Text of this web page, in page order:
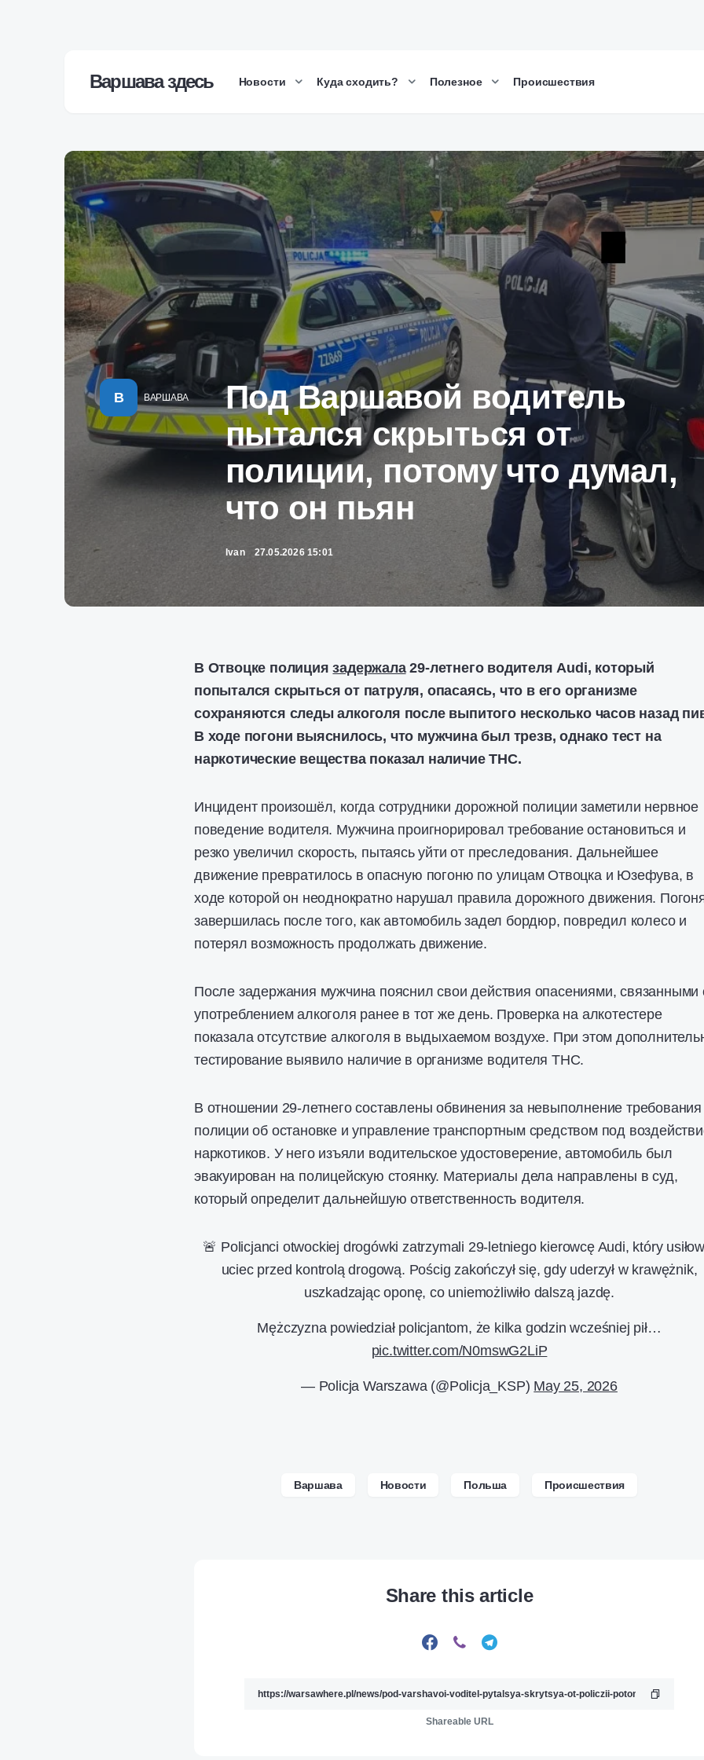
Варшава здесь Новости Куда сходить? Полезное Происшествия
В ВАРШАВА
Под Варшавой водитель
пытался скрыться от
полиции, потому что думал,
что он пьян
Ivan 27.05.2026 15:01
В Отвоцке полициязадержала29-летнего водителя Audi, который
попытался скрыться от патруля, опасаясь, что в его организме
сохраняются следы алкоголя после выпитого несколько часов назад
В ходе погони выяснилось, что мужчина был трезв, однако тест на
наркотические вещества показал наличие THC.
Инцидент произошёл, когда сотрудники дорожной полиции заметили нервное
поведение водителя. Мужчина проигнорировал требование остановиться и
резко увеличил скорость, пытаясь уйти от преследования. Дальнейшее
движение превратилось в опасную погоню по улицам Отвоцка и Юзефува, в
ходе которой он неоднократно нарушал правила дорожного движения.
завершилась после того, как автомобиль задел бордюр, повредил колесо и
потерял возможность продолжать движение.
После задержания мужчина пояснил свои действия опасениями, связанными
употреблением алкоголя ранее в тот же день. Проверка на алкотестере
показала отсутствие алкоголя в выдыхаемом воздухе. При этом
тестирование выявило наличие в организме водителя THC.
В отношении 29-летнего составлены обвинения за невыполнение требования
полиции об остановке и управление транспортным средством под
наркотиков. У него изъяли водительское удостоверение, автомобиль был
эвакуирован на полицейскую стоянку. Материалы дела направлены в суд,
который определит дальнейшую ответственность водителя.
🚨 Policjanci otwockiej drogówki zatrzymali 29-letniego kierowcę Audi, który
uciec przed kontrolą drogową. Pościg zakończył się, gdy uderzył w krawężnik,
uszkadzając oponę, co uniemożliwiło dalszą jazdę.
Mężczyzna powiedział policjantom, że kilka godzin wcześniej pił…
pic.twitter.com/N0mswG2LiP
— Policja Warszawa (@Policja_KSP) May 25, 2026
Варшава Новости Польша Происшествия
Share this article
Shareable URL